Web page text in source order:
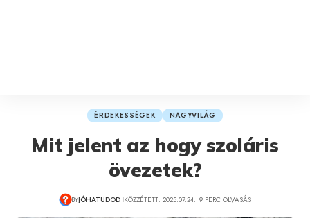
ÉRDEKESSÉGEK NAGYVILÁG
Mit jelent az hogy szoláris
övezetek?
BYJÓHATUDOD KÖZZÉTETT: 2025.07.24. 9 PERC OLVASÁS